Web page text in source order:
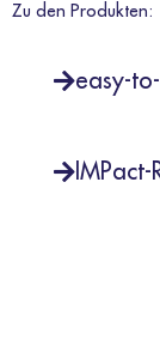
Zu den Produkten:
easy-
IMPact-